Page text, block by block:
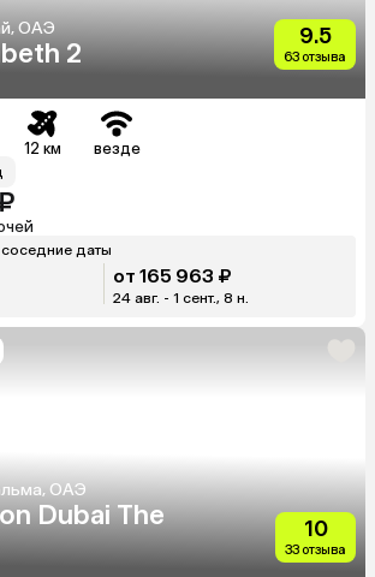
ОАЭ
2
9.5
63 отзыва
12 км везде
даты
от 165 963 ₽
24 авг. - 1 сент., 8 н.
ОАЭ
Dubai The
10
33 отзыва